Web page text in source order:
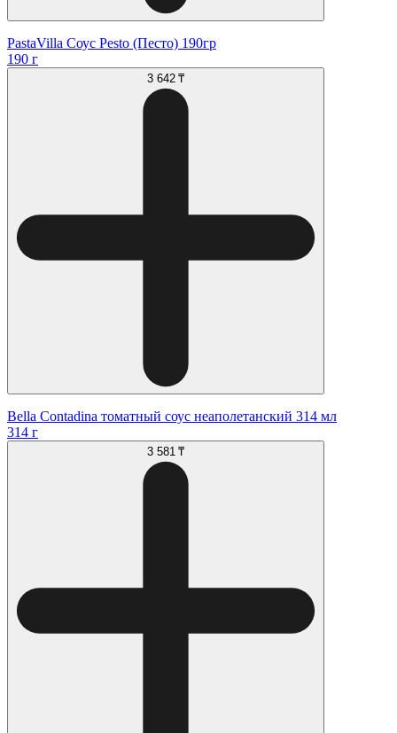
PastaVilla Соус Pesto (Песто) 190гр
190 г
3 642 ₸
Bella Contadina томатный соус неаполетанский 314 мл
314 г
3 581 ₸